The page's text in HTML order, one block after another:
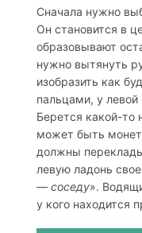
Сначала нужно
Он становится в
образовывают
нужно вытянуть
изобразить как
пальцами, у
Берется какой-то
может быть
должны
левую ладонь
— соседу».
у кого находится